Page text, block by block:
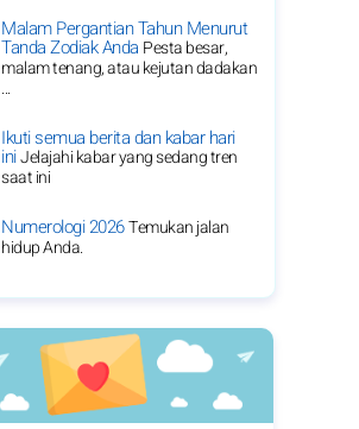
Malam Pergantian Tahun Menurut
Tanda Zodiak Anda Pesta besar,
malam tenang, atau kejutan dadakan
...
Ikuti semua berita dan kabar hari
iniJelajahi kabar yang sedang tren
saat ini
Numerologi 2026Temukan jalan
hidup Anda.